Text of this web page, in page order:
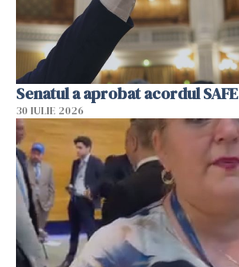
Senatul a aprobat acordul SAFE
30 IULIE 2026